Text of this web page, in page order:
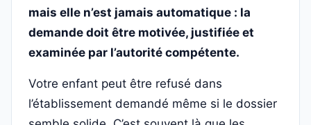
mais elle n’est jamais automatique : la
demande doit être motivée, justifiée et
examinée par l’autorité compétente.
Votre enfant peut être refusé dans
l’établissement demandé même si le dossier